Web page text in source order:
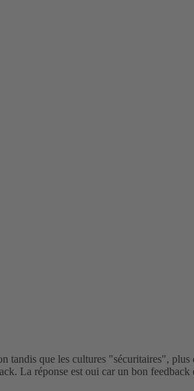
tandis que les cultures "sécuritaires", plus
La réponse est oui car un bon